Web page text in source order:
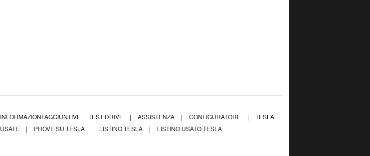
INFORMAZIONI AGGIUNTIVE TEST DRIVE | ASSISTENZA | CONFIGURATORE |
TESLA
USATE
| PROVE SU TESLA | LISTINO TESLA | LISTINO USATO TESLA